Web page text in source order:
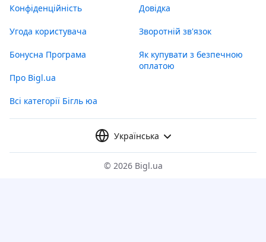
Конфіденційність
Угода користувача
Бонусна Програма
Про Bigl.ua
Всі категорії Бігль юа
Довідка
Зворотній зв'язок
Як купувати з безпечною
оплатою
Українська
© 2026 Bigl.ua